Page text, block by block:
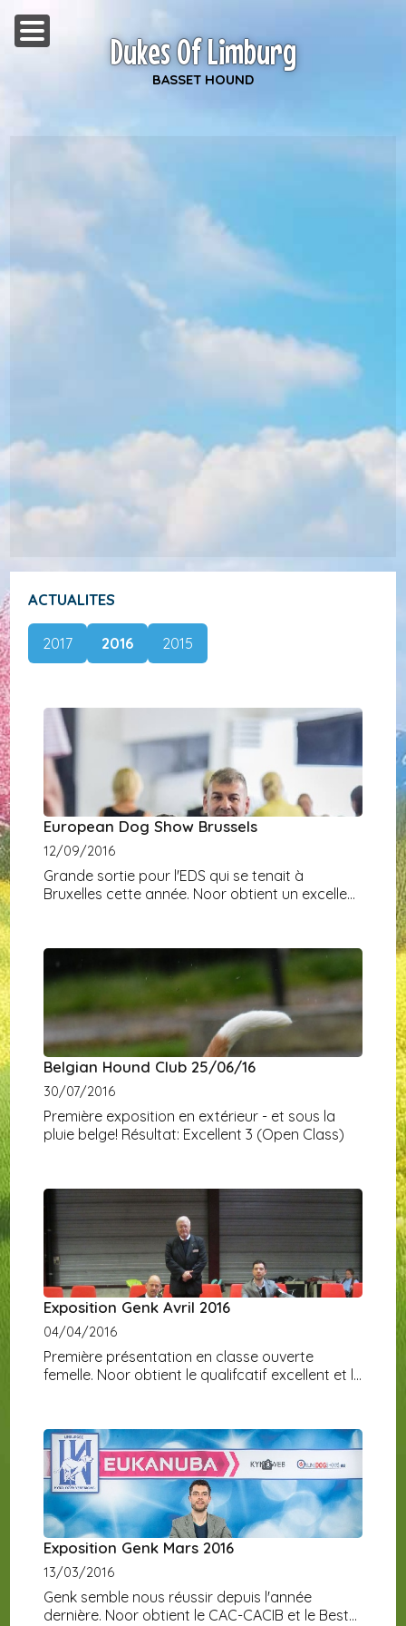
Dukes Of Limburg
BASSET HOUND
ACTUALITES
2017 2016 2015
European Dog Show Brussels
12/09/2016
Grande sortie pour l'EDS qui se tenait à
Bruxelles cette année. Noor obtient un excellent
Belgian Hound Club 25/06/16
30/07/2016
Première exposition en extérieur - et sous la
Exposition Genk Avril 2016
04/04/2016
Première présentation en classe ouverte
femelle. Noor obtient le qualifcatif excellent et le
Exposition Genk Mars 2016
13/03/2016
Genk semble nous réussir depuis l'année
dernière. Noor obtient le CAC-CACIB et le Best